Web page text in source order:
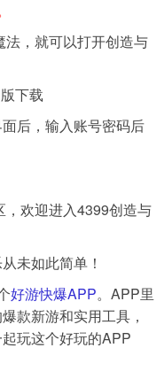
，就可以打开创造与
后，输入账号密码后
，欢迎进入4399创造与
未如此简单！
好游快爆APP。APP里
款新游和实用工具，
玩这个好玩的APP